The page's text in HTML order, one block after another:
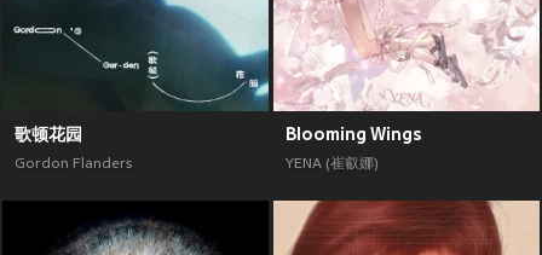
歌顿花园
Gordon Flanders
Blooming Wings
YENA (崔叡娜)